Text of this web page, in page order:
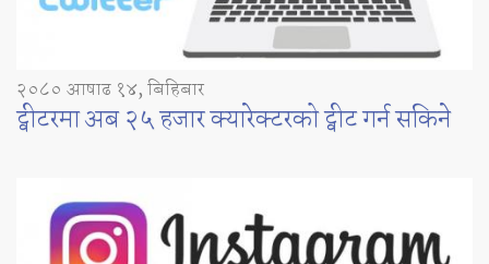
२०८० आषाढ १४, बिहिबार
ट्वीटरमा अब २५ हजार क्यारेक्टरको ट्वीट गर्न सकिने